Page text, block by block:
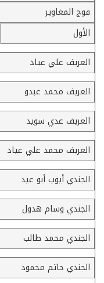
فوج المغاوير
الأول
العريف علي عياد
العريف محمد عبدو
العريف عدي سويد
العريف محمد علي عياد
الجندي أيوب أبو عيد
الجندي وسام هدول
الجندي محمد طالب
الجندي حاتم محمود